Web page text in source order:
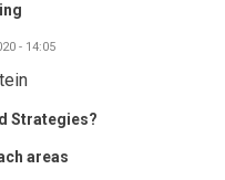
- 14:05
Strategies?
areas